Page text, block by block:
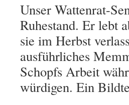
Unser Wattenrat-
Ruhestand. Er lebt
sie im Herbst
ausführliches
Schopfs Arbeit
würdigen. Ein